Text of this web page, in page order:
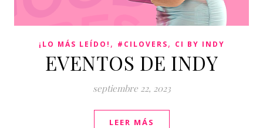
¡LO MÁS LEÍDO! , #CILOVERS, CI BY INDY
EVENTOS DE INDY
septiembre 22, 2023
LEER MÁS